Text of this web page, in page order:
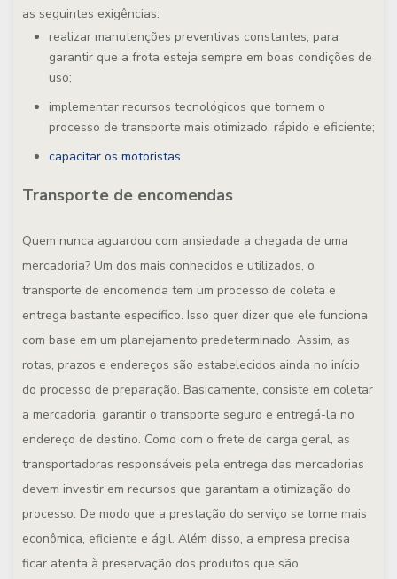
as seguintes exigências:
realizar manutenções preventivas constantes, para
garantir que a frota esteja sempre em boas condições de
uso;
implementar recursos tecnológicos que tornem o
processo de transporte mais otimizado, rápido e eficiente;
capacitar os motoristas.
Transporte de encomendas
Quem nunca aguardou com ansiedade a chegada de uma
mercadoria? Um dos mais conhecidos e utilizados, o
transporte de encomenda tem um processo de coleta e
entrega bastante específico. Isso quer dizer que ele funciona
com base em um planejamento predeterminado. Assim, as
rotas, prazos e endereços são estabelecidos ainda no início
do processo de preparação. Basicamente, consiste em coletar
a mercadoria, garantir o transporte seguro e entregá-la no
endereço de destino. Como com o frete de carga geral, as
transportadoras responsáveis pela entrega das mercadorias
devem investir em recursos que garantam a otimização do
processo. De modo que a prestação do serviço se torne mais
econômica, eficiente e ágil. Além disso, a empresa precisa
ficar atenta à preservação dos produtos que são